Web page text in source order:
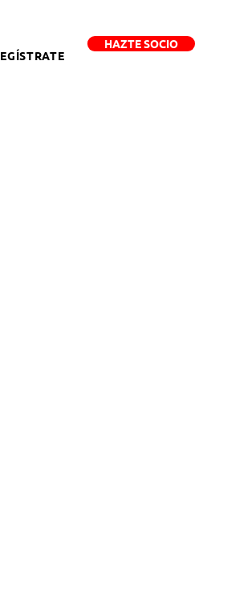
HAZTE SOCIO